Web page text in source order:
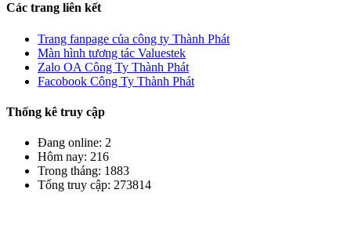
Các trang liên kết
Trang fanpage của công ty Thành Phát
Màn hình tương tác Valuestek
Zalo OA Công Ty Thành Phát
Facobook Công Ty Thành Phát
Thống kê truy cập
Đang online: 2
Hôm nay: 216
Trong tháng: 1883
Tổng truy cập: 273814